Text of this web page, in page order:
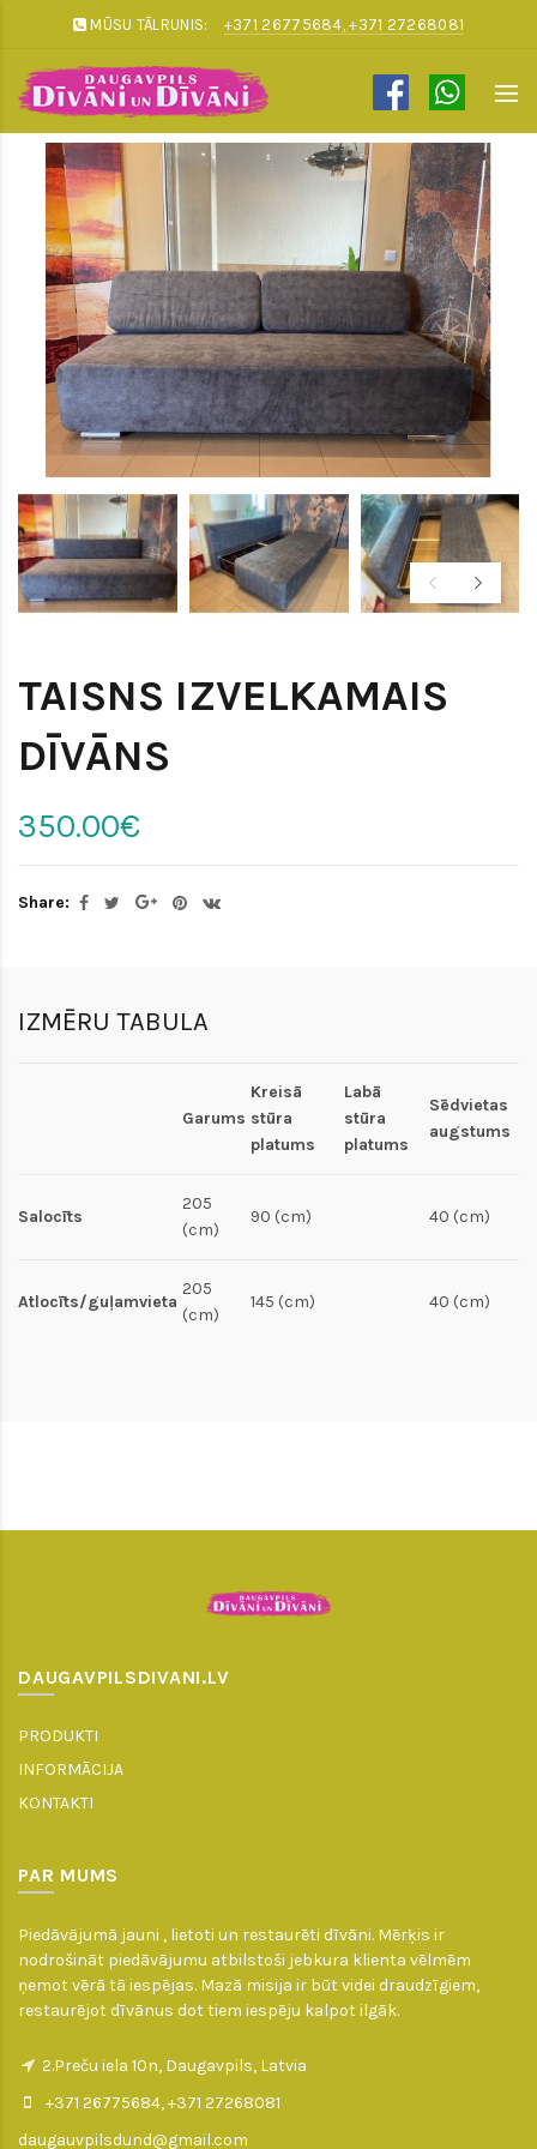
MŪSU TĀLRUNIS: +371 26775684, +371 27268081
TAISNS IZVELKAMAIS
DĪVĀNS
350.00€
Share:
IZMĒRU TABULA
Garums
Kreisā
stūra
platums
Labā
stūra
platums
Sēdvietas
augstums
Salocīts
205
(cm)
90 (cm) 40 (cm)
Atlocīts/guļamvieta
205
(cm)
145 (cm) 40 (cm)
DAUGAVPILSDIVANI.LV
PRODUKTI
INFORMĀCIJA
KONTAKTI
PAR MUMS
Piedāvājumā jauni , lietoti un restaurēti dīvāni. Mērķis ir
nodrošināt piedāvājumu atbilstoši jebkura klienta vēlmēm
ņemot vērā tā iespējas. Mazā misija ir būt videi draudzīgiem,
restaurējot dīvānus dot tiem iespēju kalpot ilgāk.
2.Preču iela 10n, Daugavpils, Latvia
+371 26775684, +371 27268081
daugauvpilsdund@gmail.com